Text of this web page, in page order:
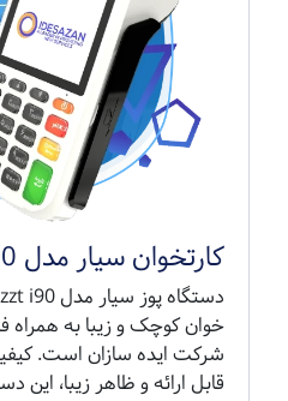
کارتخوان سیار مدل i90 برند SZZT
خوان کوچک و زیبا به همراه
شرکت ایده سازان است.
قابل ارائه و ظاهر زیبا، این